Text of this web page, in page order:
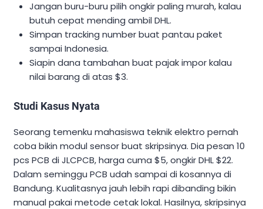
Jangan buru-buru pilih ongkir paling murah, kalau
butuh cepat mending ambil DHL.
Simpan tracking number buat pantau paket
sampai Indonesia.
Siapin dana tambahan buat pajak impor kalau
nilai barang di atas $3.
Studi Kasus Nyata
Seorang temenku mahasiswa teknik elektro pernah
coba bikin modul sensor buat skripsinya. Dia pesan 10
pcs PCB di JLCPCB, harga cuma $5, ongkir DHL $22.
Dalam seminggu PCB udah sampai di kosannya di
Bandung. Kualitasnya jauh lebih rapi dibanding bikin
manual pakai metode cetak lokal. Hasilnya, skripsinya